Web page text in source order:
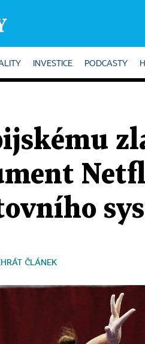
INVESTICE PODCASTY
ČLÁNEK